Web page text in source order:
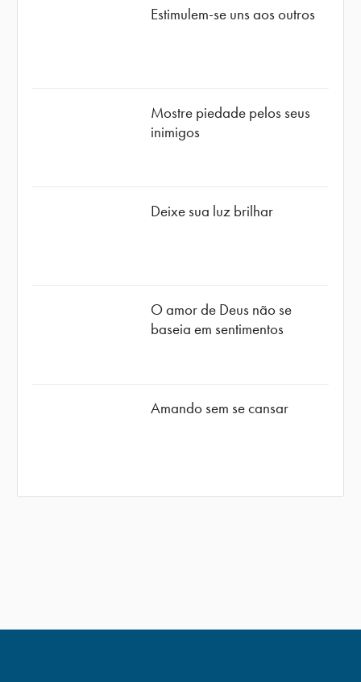
Estimulem-se uns aos outros
Mostre piedade pelos seus
inimigos
Deixe sua luz brilhar
O amor de Deus não se
baseia em sentimentos
Amando sem se cansar